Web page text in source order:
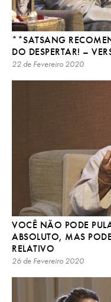
**SATSANG
DO DESPERTAR! –
22 de Fevereiro 2020
VOCÊ NÃO PODE
ABSOLUTO, MAS
RELATIVO
26 de Fevereiro 2020